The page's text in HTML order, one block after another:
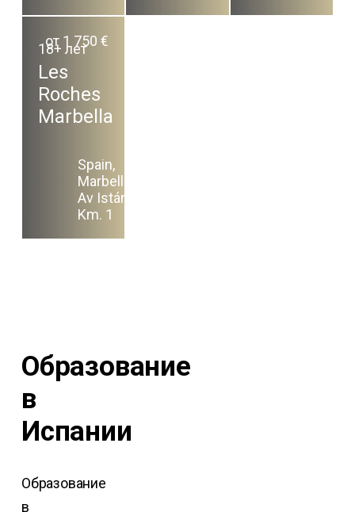
18+ лет
Les
Roches
Marbella
от 1 750 €
Spain,
Marbella,
Av Istán,
Km. 1
Образование
в
Испании
Образование
в